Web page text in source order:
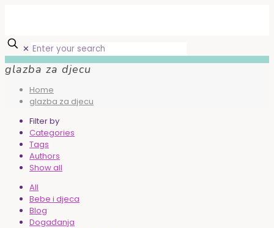
✕
glazba za djecu
Home
glazba za djecu
Filter by
Categories
Tags
Authors
Show all
All
Bebe i djeca
Blog
Događanja